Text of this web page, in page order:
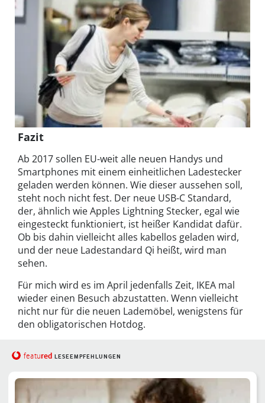
Fazit
Ab 2017 sollen EU-weit alle neuen Handys und
Smartphones mit einem einheitlichen Ladestecker
geladen werden können. Wie dieser aussehen soll,
steht noch nicht fest. Der neue USB-C Standard,
der, ähnlich wie Apples Lightning Stecker, egal wie
eingesteckt funktioniert, ist heißer Kandidat dafür.
Ob bis dahin vielleicht alles kabellos geladen wird,
und der neue Ladestandard Qi heißt, wird man
sehen.
Für mich wird es im April jedenfalls Zeit, IKEA mal
wieder einen Besuch abzustatten. Wenn vielleicht
nicht nur für die neuen Lademöbel, wenigstens für
den obligatorischen Hotdog.
featured LESEEMPFEHLUNGEN